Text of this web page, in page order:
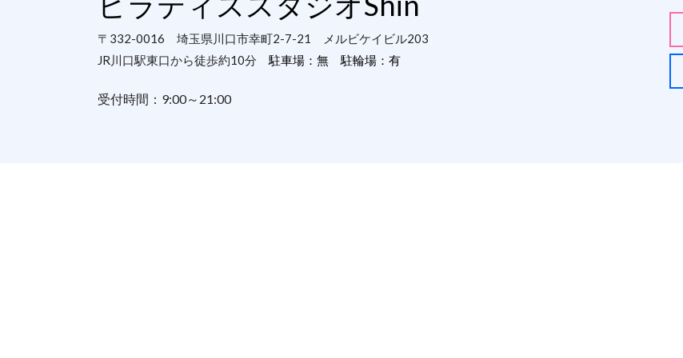
〒332-0016 埼玉県川口市幸町2-7-21 メルビケイビル203
JR川口駅東口から徒歩約10分 駐車場：無 駐輪場：有
受付時間：9:00～21:00